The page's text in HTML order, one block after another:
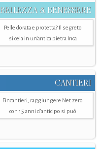
BELLEZZA & BENESSERE
Pelle dorata e protetta? Il segreto
si cela in un’antica pietra Inca
CANTIERI
Fincantieri, raggiungere Net zero
con 15 anni d'anticipo si può